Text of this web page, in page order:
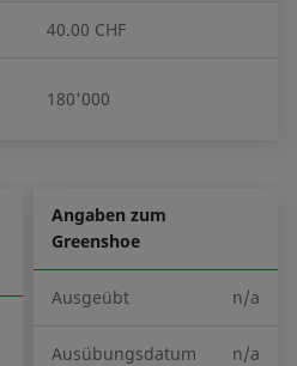
40.00 CHF
180'000
Angaben zum
Greenshoe
Ausgeübt n/a
Ausübungsdatum n/a